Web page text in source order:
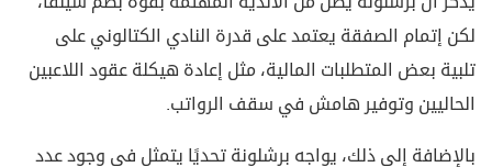
لكن إتمام الصفقة يعتمد على قدرة النادي الكتالوني على
تلبية بعض المتطلبات المالية، مثل إعادة هيكلة عقود اللاعبين
الحاليين وتوفير هامش في سقف الرواتب.
بالإضافة إلى ذلك، يواجه برشلونة تحديًا يتمثل في وجود عدد